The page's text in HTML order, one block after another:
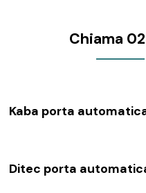
Chiama
Kaba porta
Ditec porta